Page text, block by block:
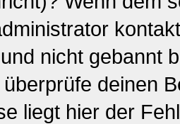
nicht gebannt
deinen
liegt hier der